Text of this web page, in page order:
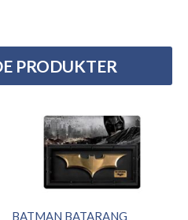
PRODUKTER
BATMAN BATARANG